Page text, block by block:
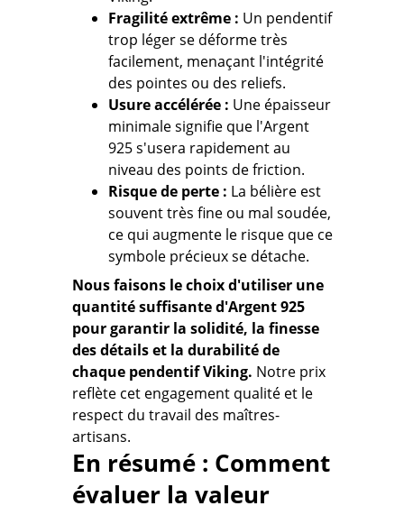
Fragilité extrême : Un pendentif
trop léger se déforme très
facilement, menaçant l'intégrité
des pointes ou des reliefs.
Usure accélérée : Une épaisseur
minimale signifie que l'Argent
925 s'usera rapidement au
niveau des points de friction.
Risque de perte : La bélière est
souvent très fine ou mal soudée,
ce qui augmente le risque que ce
symbole précieux se détache.
Nous faisons le choix d'utiliser une
quantité suffisante d'Argent 925
pour garantir la solidité, la finesse
des détails et la durabilité de
chaque pendentif Viking. Notre prix
reflète cet engagement qualité et le
respect du travail des maîtres-
artisans.
En résumé : Comment
évaluer la valeur